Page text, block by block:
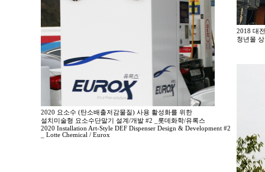
2020 요소수 (탄소배출저감물질) 사용 활성화를 위한
설치미술형 요소수단말기 설계/개발 #2 _롯데화학/유록스
2020 Installation Art-Style DEF Dispenser Design & Development #2
_ Lotte Chemical / Eurox
2018 대
청년몰